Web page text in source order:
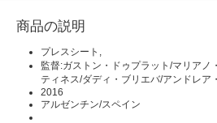
商品の説明
プレスシート,
監督:ガストン・ドゥプラット/マリア
ティネス/ダディ・ブリエバ/アンドレア
2016
アルゼンチン/スペイン